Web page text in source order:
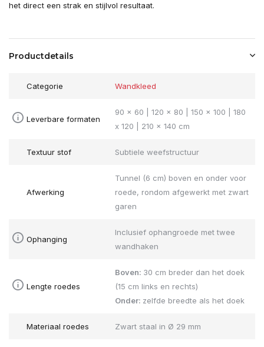
het direct een strak en stijlvol resultaat.
Productdetails
Categorie Wandkleed
Leverbare formaten
90 x 60 | 120 x 80 | 150 x 100 | 180
x 120 | 210 x 140 cm
Textuur stof Subtiele weefstructuur
Afwerking
Tunnel (6 cm) boven en onder voor
roede, rondom afgewerkt met zwart
garen
Ophanging
Inclusief ophangroede met twee
wandhaken
Lengte roedes
Boven: 30 cm breder dan het doek
(15 cm links en rechts)
Onder: zelfde breedte als het doek
Materiaal roedes Zwart staal in Ø 29 mm